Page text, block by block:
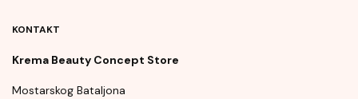
KONTAKT
Krema Beauty Concept Store
Mostarskog Bataljona